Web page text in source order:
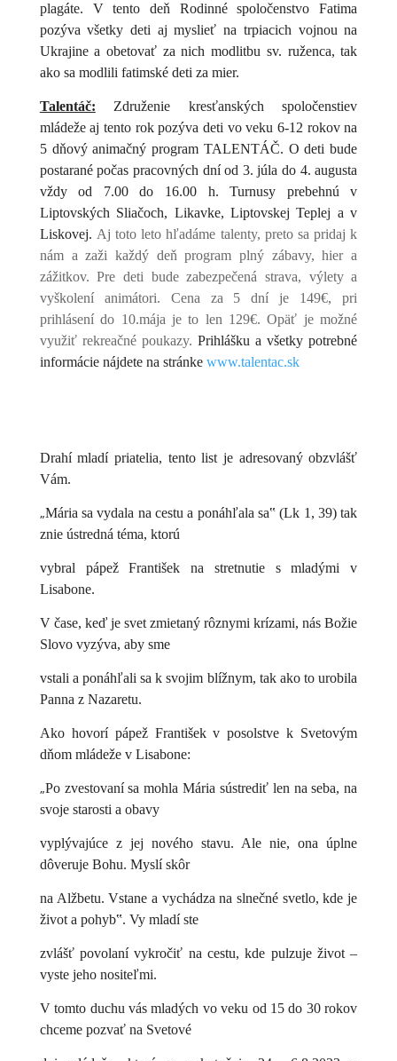
plagáte. V tento deň Rodinné spoločenstvo Fatima
pozýva všetky deti aj myslieť na trpiacich vojnou na
Ukrajine a obetovať za nich modlitbu sv. ruženca, tak
ako sa modlili fatimské deti za mier.
Talentáč:
Združenie kresťanských spoločenstiev
mládeže aj tento rok pozýva deti vo veku 6-12 rokov na
5 dňový animačný program TALENTÁČ. O deti bude
postarané počas pracovných dní od 3. júla do 4. augusta
vždy od 7.00 do 16.00 h. Turnusy prebehnú v
Liptovských Sliačoch, Likavke, Liptovskej Teplej a v
Liskovej. Aj toto leto hľadáme talenty, preto sa pridaj k
nám a zaži každý deň program plný zábavy, hier a
zážitkov. Pre deti bude zabezpečená strava, výlety a
vyškolení animátori. Cena za 5 dní je 149€, pri
prihlásení do 10.mája je to len 129€. Opäť je možné
využiť rekreačné poukazy. Prihlášku a všetky potrebné
informácie nájdete na stránke www.talentac.sk
Drahí mladí priatelia, tento list je adresovaný obzvlášť
Vám.
„Mária sa vydala na cestu a ponáhľala sa‟ (Lk 1, 39) tak
znie ústredná téma, ktorú
vybral pápež František na stretnutie s mladými v
Lisabone.
V čase, keď je svet zmietaný rôznymi krízami, nás Božie
Slovo vyzýva, aby sme
vstali a ponáhľali sa k svojim blížnym, tak ako to urobila
Panna z Nazaretu.
Ako hovorí pápež František v posolstve k Svetovým
dňom mládeže v Lisabone:
„Po zvestovaní sa mohla Mária sústrediť len na seba, na
svoje starosti a obavy
vyplývajúce z jej nového stavu. Ale nie, ona úplne
dôveruje Bohu. Myslí skôr
na Alžbetu. Vstane a vychádza na slnečné svetlo, kde je
život a pohyb‟. Vy mladí ste
zvlášť povolaní vykročiť na cestu, kde pulzuje život –
vyste jeho nositeľmi.
V tomto duchu vás mladých vo veku od 15 do 30 rokov
chceme pozvať na Svetové